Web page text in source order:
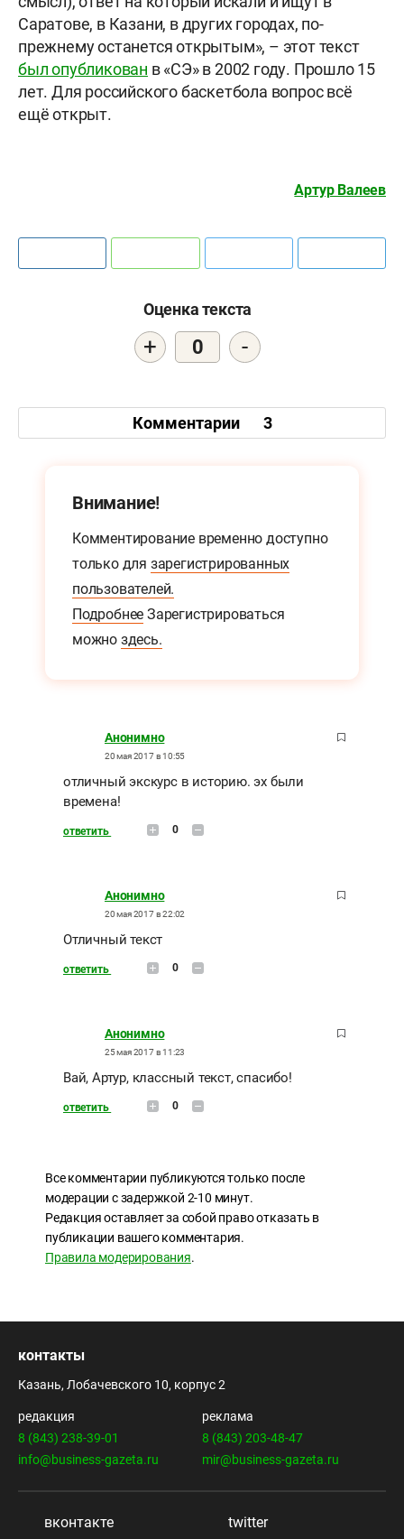
Саратове, в Казани, в других городах, по-
прежнему останется открытым», – этот текст
был опубликован в «СЭ» в 2002 году. Прошло 15
лет. Для российского баскетбола вопрос всё
ещё открыт.
Артур Валеев
Оценка текста
+ 0 -
Комментарии 3
Внимание!
Комментирование временно доступно
только для зарегистрированных
пользователей.
Подробнее Зарегистрироваться
можно здесь.
Анонимно
20 мая 2017 в 10:55
отличный экскурс в историю. эх были
времена!
ответить 0
Анонимно
20 мая 2017 в 22:02
Отличный текст
ответить 0
Анонимно
25 мая 2017 в 11:23
Вай, Артур, классный текст, спасибо!
ответить 0
Все комментарии публикуются только после
модерации с задержкой 2-10 минут.
Редакция оставляет за собой право отказать в
публикации вашего комментария.
Правила модерирования.
контакты
Казань, Лобачевского 10, корпус 2
редакция
8 (843) 238-39-01
info@business-gazeta.ru
реклама
8 (843) 203-48-47
mir@business-gazeta.ru
вконтакте twitter